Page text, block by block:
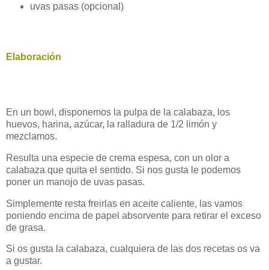
uvas pasas (opcional)
Elaboración
En un bowl, disponemos la pulpa de la calabaza, los
huevos, harina, azúcar, la ralladura de 1/2 limón y
mezclamos.
Resulta una especie de crema espesa, con un olor a
calabaza que quita el sentido. Si nos gusta le podemos
poner un manojo de uvas pasas.
Simplemente resta freirlas en aceite caliente, las vamos
poniendo encima de papel absorvente para retirar el exceso
de grasa.
Si os gusta la calabaza, cualquiera de las dos recetas os va
a gustar.